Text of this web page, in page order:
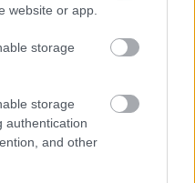
website or app.
storage
storage
authentication
and other
– και 2 ανανεώσεις
ο ΝΟΠΕ Ρεθύμνου